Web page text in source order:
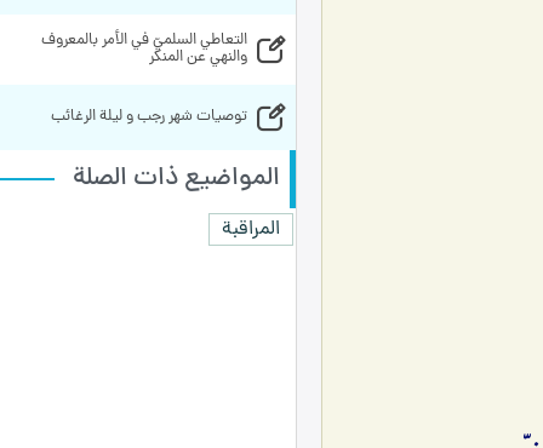
والنهي عن المنكر
توصيات شهر رجب و ليلة الرغائب
المواضيع ذات الصلة
المراقبة